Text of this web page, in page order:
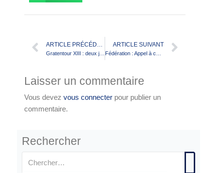
ARTICLE SUIVANT
Laisser un commentaire
Vous devez vous connecter pour publier un
commentaire.
Rechercher